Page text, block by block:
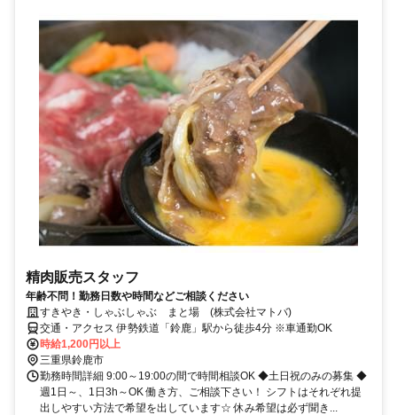
精肉販売スタッフ
年齢不問！勤務日数や時間などご相談ください
すきやき・しゃぶしゃぶ まと場 (株式会社マトバ)
交通・アクセス 伊勢鉄道「鈴鹿」駅から徒歩4分 ※車通勤OK
時給1,200円以上
三重県鈴鹿市
勤務時間詳細 9:00～19:00の間で時間相談OK ◆土日祝のみの募集 ◆
週1日～、1日3h～OK 働き方、ご相談下さい！ シフトはそれぞれ提
出しやすい方法で希望を出しています☆ 休み希望は必ず聞き...